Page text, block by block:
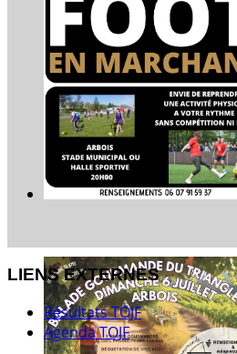
LIENS EXTERNES
Résultats TOJF
Agenda TOJF